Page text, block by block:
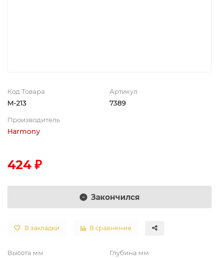
Код Товара
M-213
Артикул
7389
Производитель
Harmony
424 ₽
Закончился
В закладки В сравнение
Высота мм Глубина мм